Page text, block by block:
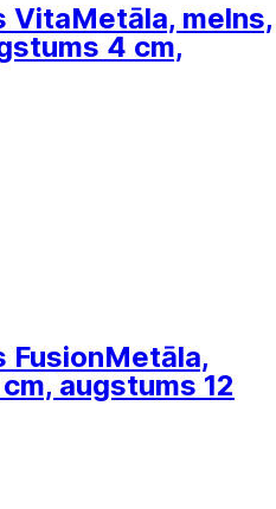
VitaMetāla, melns,
4 cm,
FusionMetāla,
augstums 12